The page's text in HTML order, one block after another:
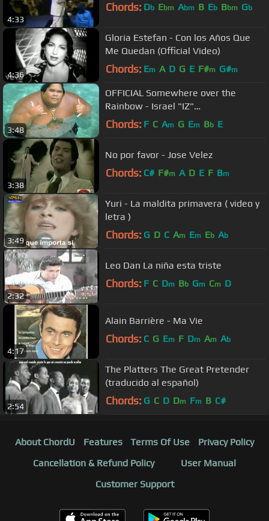
4:33
Chords: Db Ebm Abm B Eb Bbm Gb
4:36
Gloria Estefan - Con los Años Que
Me Quedan (Official Video)
Chords: Em A D G E F#m G#m
3:48
OFFICIAL Somewhere over the
Rainbow - Israel "IZ"
Kamakawiwoʻole
Chords: F C Am G Em Bb E
3:38
No por favor - Jose Velez
Chords: C# F#m A D E F Bm
3:49
Yuri - La maldita primavera ( video y
letra )
Chords: G D C Am Em Eb Ab
2:32
Leo Dan La niña esta triste
Chords: F C Dm Bb Gm Cm D
4:17
Alain Barrière - Ma Vie
Chords: C G Em F Dm Am Ab
2:54
The Platters The Great Pretender
(traducido al español)
Chords: G C D Dm Fm B C#
About ChordU Features Terms Of Use
Privacy Policy
Cancellation & Refund Policy
User Manual
Customer Support